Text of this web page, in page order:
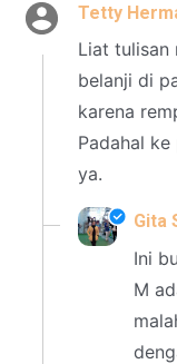
Tetty
Liat tulisan
belanji di
karena
Padahal
ya.
Gita
Ini
M